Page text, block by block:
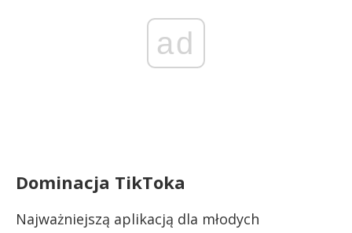
ad
Dominacja TikToka
Najważniejszą aplikacją dla młodych